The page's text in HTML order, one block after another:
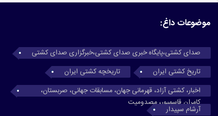
موضوعات داغ:
صدای کشتی،پایگاه خبری صدای کشتی،خبرگزاری صدای کشتی
تاریخ کشتی ایران
تاریخچه کشتی ایران
اخبار، کشتی آزاد، قهرمانی جهان، مسابقات جهانی، صربستان،
کامران قاسمپور، مصدومیت
آرشام سپیدار